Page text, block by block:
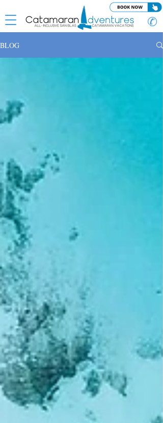
✆
BLOG